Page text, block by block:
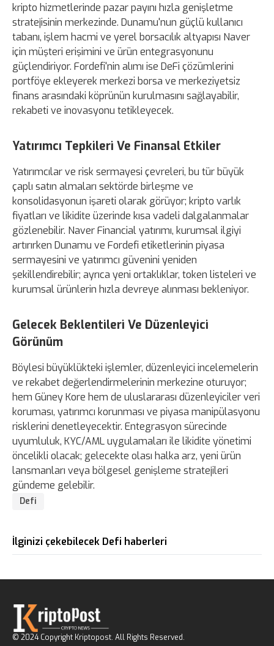
kripto hizmetlerinde pazar payını hızla genişletme
stratejisinin merkezinde. Dunamu'nun güçlü kullanıcı
tabanı, işlem hacmi ve yerel borsacılık altyapısı Naver
için müşteri erişimini ve ürün entegrasyonunu
güçlendiriyor. Fordefi'nin alımı ise DeFi çözümlerini
portföye ekleyerek merkezi borsa ve merkeziyetsiz
finans arasındaki köprünün kurulmasını sağlayabilir,
rekabeti ve inovasyonu tetikleyecek.
Yatırımcı Tepkileri Ve Finansal Etkiler
Yatırımcılar ve risk sermayesi çevreleri, bu tür büyük
çaplı satın almaları sektörde birleşme ve
konsolidasyonun işareti olarak görüyor; kripto varlık
fiyatları ve likidite üzerinde kısa vadeli dalgalanmalar
gözlenebilir. Naver Financial yatırımı, kurumsal ilgiyi
artırırken Dunamu ve Fordefi etiketlerinin piyasa
sermayesini ve yatırımcı güvenini yeniden
şekillendirebilir; ayrıca yeni ortaklıklar, token listeleri ve
kurumsal ürünlerin hızla devreye alınması bekleniyor.
Gelecek Beklentileri Ve Düzenleyici
Görünüm
Böylesi büyüklükteki işlemler, düzenleyici incelemelerin
ve rekabet değerlendirmelerinin merkezine oturuyor;
hem Güney Kore hem de uluslararası düzenleyiciler veri
koruması, yatırımcı korunması ve piyasa manipülasyonu
risklerini denetleyecektir. Entegrasyon sürecinde
uyumluluk, KYC/AML uygulamaları ile likidite yönetimi
öncelikli olacak; gelecekte olası halka arz, yeni ürün
lansmanları veya bölgesel genişleme stratejileri
gündeme gelebilir.
Defi
İlginizi çekebilecek Defi haberleri
© 2024 Copyright Kriptopost. All Rights Reserved.